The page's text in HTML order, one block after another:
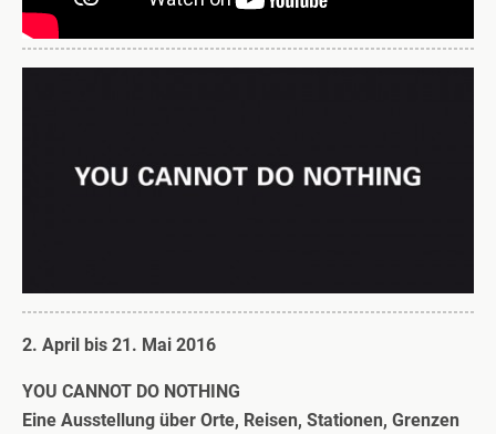
2. April bis 21. Mai 2016
YOU CANNOT DO NOTHING
Eine Ausstellung über Orte, Reisen, Stationen, Grenzen